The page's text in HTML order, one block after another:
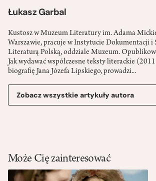
Łukasz Garbal
Kustosz w Muzeum Literatury im. Adama
Warszawie, pracuje w Instytucie Dokumentacji i
Literaturą Polską, oddziale Muzeum.
Jak wydawać współczesne teksty literackie
biografię Jana Józefa Lipskiego, prowadzi...
Zobacz wszystkie artykuły autora
Może Cię zainteresować